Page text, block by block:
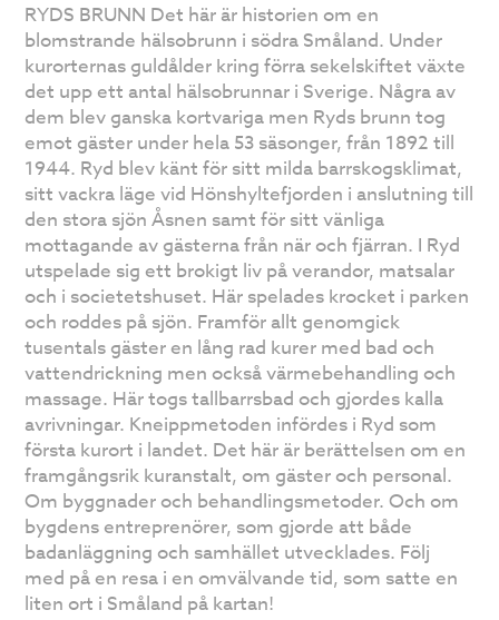
RYDS BRUNN Det här är historien om en
blomstrande hälsobrunn i södra Småland. Under
kurorternas guldålder kring förra sekelskiftet växte
det upp ett antal hälsobrunnar i Sverige. Några av
dem blev ganska kortvariga men Ryds brunn tog
emot gäster under hela 53 säsonger, från 1892 till
1944. Ryd blev känt för sitt milda barrskogsklimat,
sitt vackra läge vid Hönshyltefjorden i anslutning till
den stora sjön Åsnen samt för sitt vänliga
mottagande av gästerna från när och fjärran. I Ryd
utspelade sig ett brokigt liv på verandor, matsalar
och i societetshuset. Här spelades krocket i parken
och roddes på sjön. Framför allt genomgick
tusentals gäster en lång rad kurer med bad och
vattendrickning men också värmebehandling och
massage. Här togs tallbarrsbad och gjordes kalla
avrivningar. Kneippmetoden infördes i Ryd som
första kurort i landet. Det här är berättelsen om en
framgångsrik kuranstalt, om gäster och personal.
Om byggnader och behandlingsmetoder. Och om
bygdens entreprenörer, som gjorde att både
badanläggning och samhället utvecklades. Följ
med på en resa i en omvälvande tid, som satte en
liten ort i Småland på kartan!